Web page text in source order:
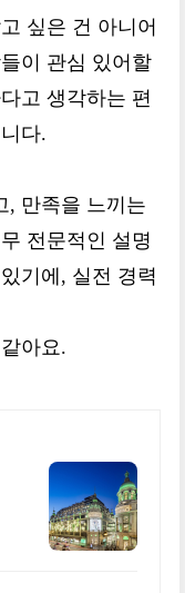
싶은 건 아니어
이 관심 있어할
고 생각하는 편
다.
, 만족을 느끼는
전문적인 설명
기에, 실전 경력
아요.